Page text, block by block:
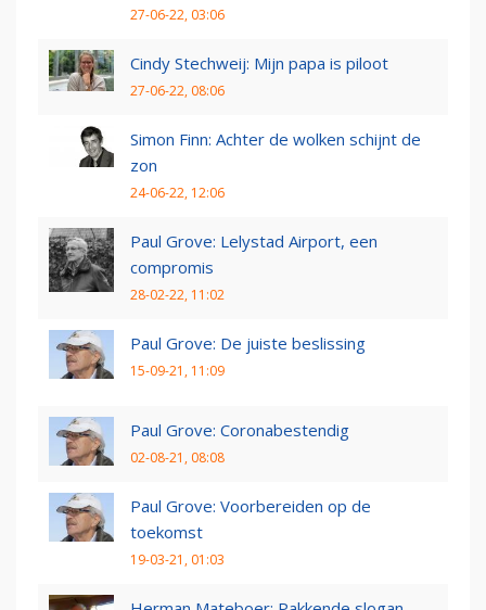
27-06-22, 03:06
Cindy Stechweij: Mijn papa is piloot
27-06-22, 08:06
Simon Finn: Achter de wolken schijnt de
zon
24-06-22, 12:06
Paul Grove: Lelystad Airport, een
compromis
28-02-22, 11:02
Paul Grove: De juiste beslissing
15-09-21, 11:09
Paul Grove: Coronabestendig
02-08-21, 08:08
Paul Grove: Voorbereiden op de
toekomst
19-03-21, 01:03